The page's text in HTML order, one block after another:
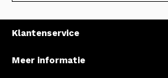
Klantenservice
Meer informatie